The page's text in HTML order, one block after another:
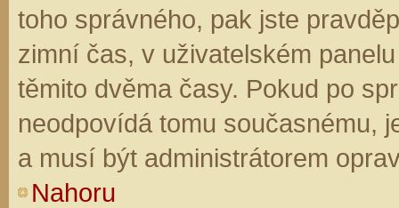
toho správného, pak jste
zimní čas, v uživatelském
těmito dvěma časy. Pokud po
neodpovídá tomu současnému,
a musí být administrátorem
Nahoru